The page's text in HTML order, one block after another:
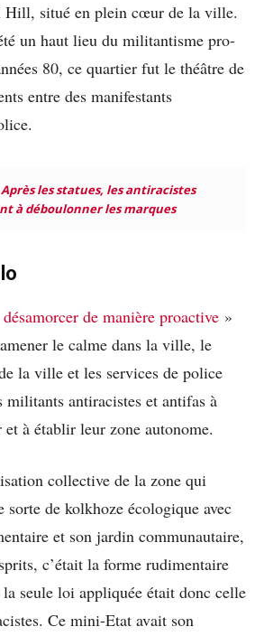
Hill, situé en plein cœur de la ville.
un haut lieu du militantisme pro-
80, ce quartier fut le théâtre de
entre des manifestants
Après les statues, les antiracistes
à déboulonner les marques
désamorcer de manière proactive »
le calme dans la ville, le
la ville et les services de police
militants antiracistes et antifas à
et à établir leur zone autonome.
collective de la zone qui
sorte de kolkhoze écologique avec
et son jardin communautaire,
c’était la forme rudimentaire
seule loi appliquée était donc celle
Ce mini-Etat avait son